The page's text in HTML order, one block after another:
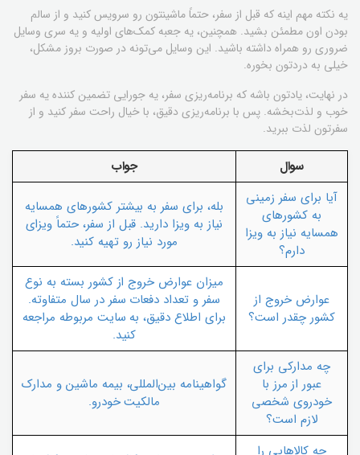
یه نکته مهم اینه که قبل از سفر، حتماً ماشینتون رو سرویس کنید و از سالم
بودن اون مطمئن بشید. همچنین، یه جعبه کمک‌های اولیه و یه سری وسایل
ضروری رو همراه داشته باشید. این وسایل می‌تونه در صورت بروز مشکل،
خیلی به دردتون بخوره.
در نهایت، یادتون باشه که برنامه‌ریزی سفر، یه جورایی تضمین کننده یه سفر
خوب و لذت‌بخشه. پس با برنامه‌ریزی دقیق، با خیال راحت سفر کنید و از
سفرتون لذت ببرید.
سوال
جواب
آیا برای سفر زمینی
به کشورهای
همسایه نیاز به ویزا
دارم؟
بله، برای سفر به بیشتر کشورهای همسایه
نیاز به ویزا دارید. قبل از سفر، حتماً ویزای
مورد نیاز رو تهیه کنید.
عوارض خروج از
کشور چقدر است؟
میزان عوارض خروج از کشور بسته به نوع
سفر و تعداد دفعات سفر در سال متفاوته.
برای اطلاع دقیق، به سایت مربوطه مراجعه
کنید.
چه مدارکی برای
عبور از مرز با
خودروی شخصی
لازم است؟
گواهینامه بین‌المللی، بیمه ماشین و مدارک
مالکیت خودرو.
چه کالاهایی را